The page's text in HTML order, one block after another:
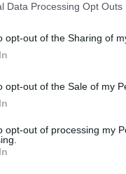
Data Processing Opt Outs
opt-out of the Sharing of
opt-out of the Sale of my
opt-out of processing my
equipaggiata
alcuni
sia dotato di
sebbene la Corea
essere in grado di
nucleari.